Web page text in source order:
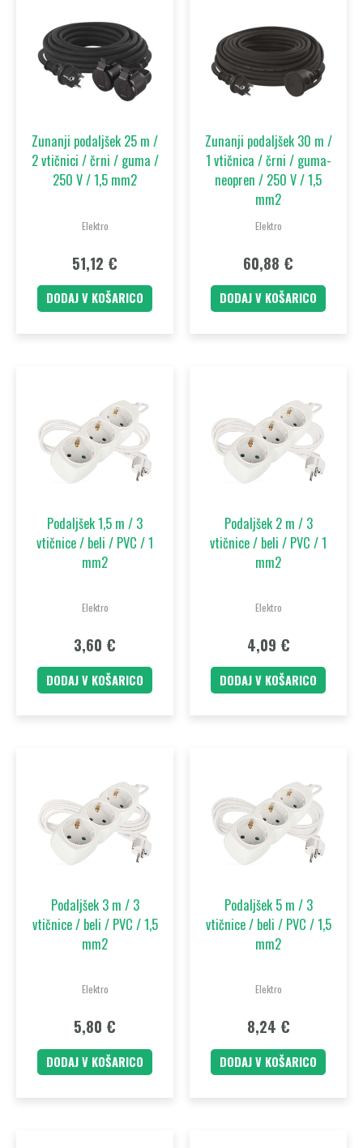
Zunanji podaljšek 25 m /
2 vtičnici / črni / guma /
250 V / 1,5 mm2
Elektro
51,12 €
DODAJ V KOŠARICO
Zunanji podaljšek 30 m /
1 vtičnica / črni / guma-
neopren / 250 V / 1,5
mm2
Elektro
60,88 €
DODAJ V KOŠARICO
Podaljšek 1,5 m / 3
vtičnice / beli / PVC / 1
mm2
Elektro
3,60 €
DODAJ V KOŠARICO
Podaljšek 2 m / 3
vtičnice / beli / PVC / 1
mm2
Elektro
4,09 €
DODAJ V KOŠARICO
Podaljšek 3 m / 3
vtičnice / beli / PVC / 1,5
mm2
Elektro
5,80 €
DODAJ V KOŠARICO
Podaljšek 5 m / 3
vtičnice / beli / PVC / 1,5
mm2
Elektro
8,24 €
DODAJ V KOŠARICO